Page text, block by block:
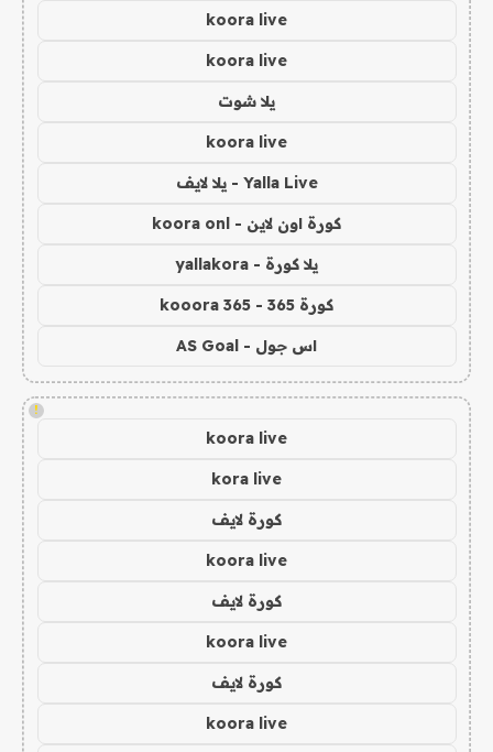
koora live
koora live
يلا شوت
koora live
Yalla Live - يلا لايف
كورة اون لاين - koora onl
يلا كورة - yallakora
كورة 365 - kooora 365
اس جول - AS Goal
!
koora live
kora live
كورة لايف
koora live
كورة لايف
koora live
كورة لايف
koora live